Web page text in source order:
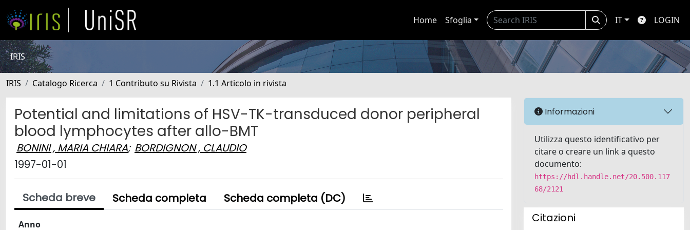
Home Sfoglia IT LOGIN
IRIS
IRIS Catalogo Ricerca 1 Contributo su Rivista 1.1 Articolo in rivista
Potential and limitations of HSV-TK-transduced donor peripheral
blood lymphocytes after allo-BMT
BONINI , MARIA CHIARA; BORDIGNON , CLAUDIO
1997-01-01
Scheda breve Scheda completa Scheda completa (DC)
Anno
Informazioni
Utilizza questo identificativo per
citare o creare un link a questo
documento:
https://hdl.handle.net/20.500.117
68/2121
Citazioni